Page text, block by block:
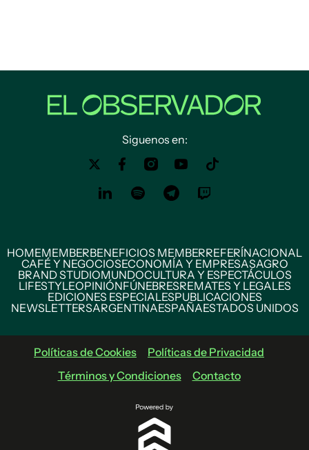
Siguenos en:
HOMEMEMBERBENEFICIOS MEMBERREFERÍNACIONAL
CAFÉ Y NEGOCIOSECONOMÍA Y EMPRESASAGRO
BRAND STUDIOMUNDOCULTURA Y ESPECTÁCULOS
LIFESTYLEOPINIÓNFÚNEBRESREMATES Y LEGALES
EDICIONES ESPECIALESPUBLICACIONES
NEWSLETTERSARGENTINAESPAÑAESTADOS UNIDOS
Políticas de Cookies
Políticas de Privacidad
Términos y Condiciones
Contacto